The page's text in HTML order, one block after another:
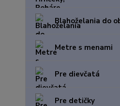
Blahoželania do
Metre s menami
Pre dievčatá
Pre detičky